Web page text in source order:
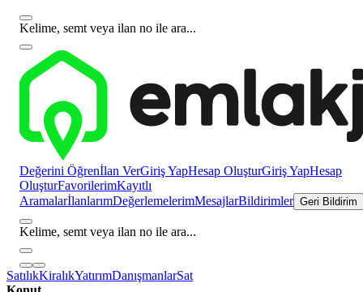
Kelime, semt veya ilan no ile ara...
Değerini Öğrenİlan VerGiriş YapHesap OluşturGiriş YapHesap
OluşturFavorilerimKayıtlı
AramalarİlanlarımDeğerlemelerimMesajlarBildirimler Geri Bildirim
Kelime, semt veya ilan no ile ara...
SatılıkKiralıkYatırımDanışmanlarSat